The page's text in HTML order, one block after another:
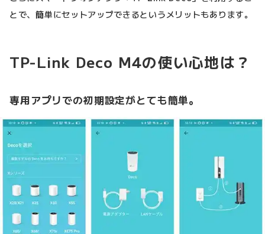
とで、簡単にセットアップできるというメリットもあります。
TP-Link Deco M4の使い心地は？
専用アプリでの初期設定がとても簡単。